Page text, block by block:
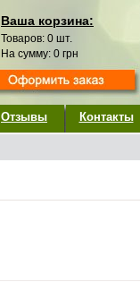
Ваша корзина:
Товаров: 0 шт.
На сумму: 0 грн
Отзывы Контакты